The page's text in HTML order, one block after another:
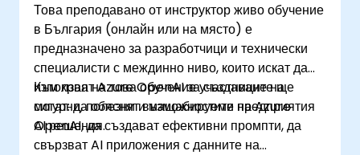
Това преподавано от инструктор живо обучение
в България (онлайн или на място) е
предназначено за разработчици и технически
специалисти с междинно ниво, които искат да
използват Azure OpenAI за създаване на
сигурни, полезни и мащабируеми предприятия
AI решения.
Към края на това обучение участниците ще
могат: да обяснят възможностите на Azure
OpenAI, да създават ефективни промпти, да
свързват AI приложения с данните на